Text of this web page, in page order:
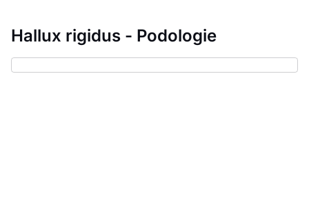
Hallux rigidus - Podologie